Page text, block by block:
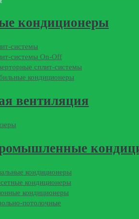
кондиционеры
системы
системы On-Off
сплит-системы
кондиционеры
вентиляция
кондиционеры
кондиционеры
кондиционеры
потолочные